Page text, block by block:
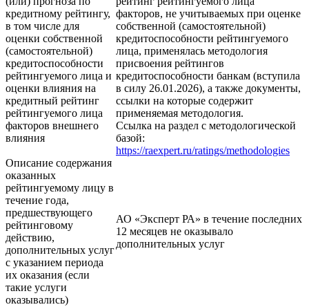
кредитному рейтингу,
в том числе для
оценки собственной
(самостоятельной)
кредитоспособности
рейтингуемого лица и
оценки влияния на
кредитный рейтинг
рейтингуемого лица
факторов внешнего
влияния
факторов, не учитываемых при оценке
собственной (самостоятельной)
кредитоспособности рейтингуемого
лица, применялась методология
присвоения рейтингов
кредитоспособности банкам (вступила
в силу 26.01.2026), а также документы,
ссылки на которые содержит
применяемая методология.
Ссылка на раздел с методологической
базой:
https://raexpert.ru/ratings/methodologies
Описание содержания
оказанных
рейтингуемому лицу в
течение года,
предшествующего
рейтинговому
действию,
дополнительных услуг
с указанием периода
их оказания (если
такие услуги
оказывались)
АО «Эксперт РА» в течение последних
12 месяцев не оказывало
дополнительных услуг